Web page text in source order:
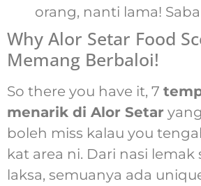
orang, nanti lama!
Why Alor Setar Food
Memang Berbaloi!
So there you have it, 7
menarik di Alor Setar
boleh miss kalau you
kat area ni. Dari nasi lemak
laksa, semuanya ada